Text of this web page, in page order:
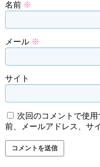
名前 ※
メール ※
サイト
次回のコメントで使
前、メールアドレス、サ